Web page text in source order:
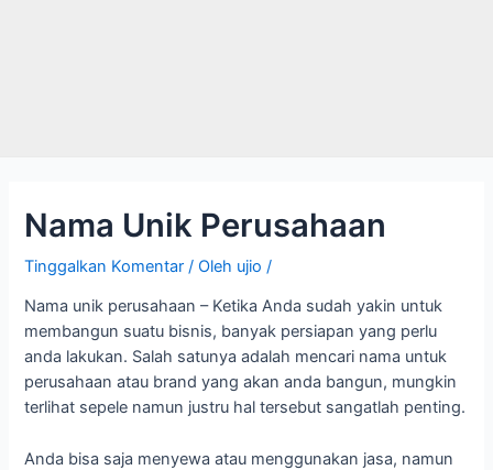
Nama Unik Perusahaan
Tinggalkan Komentar / Oleh ujio/
Nama unik perusahaan – Ketika Anda sudah yakin untuk
membangun suatu bisnis, banyak persiapan yang perlu
anda lakukan. Salah satunya adalah mencari nama untuk
perusahaan atau brand yang akan anda bangun, mungkin
terlihat sepele namun justru hal tersebut sangatlah penting.
Anda bisa saja menyewa atau menggunakan jasa, namun